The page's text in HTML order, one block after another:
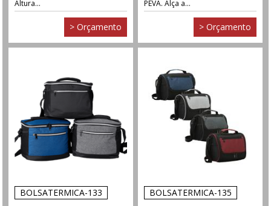
Altura...
> Orçamento
PEVA. Alça a...
> Orçamento
BOLSATERMICA-133 BOLSATERMICA-135